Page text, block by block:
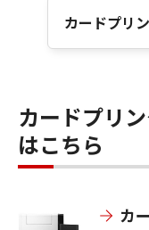
カードプリ
カードプリ
はこちら
カ